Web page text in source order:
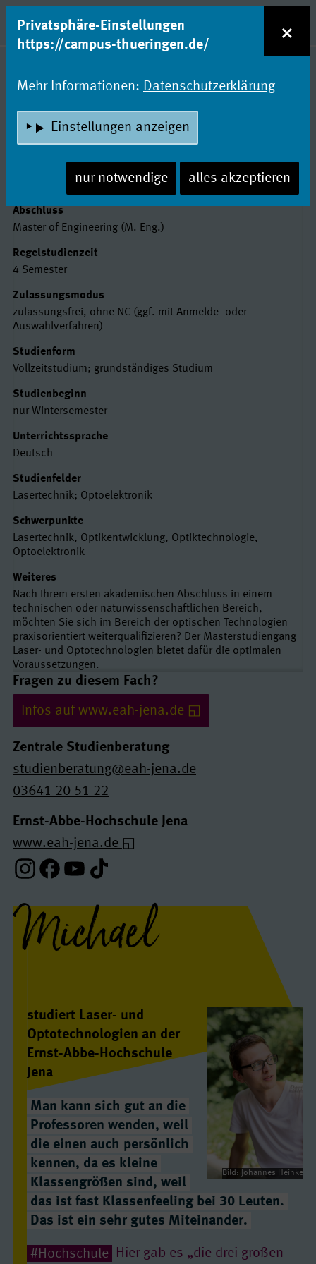
zum Inhalt
Entdecke Dein Studium!
LASER- UND
OPTOTECHNOLOGIEN
Ernst-Abbe-Hochschule Jena
Basisdaten
Abschluss
Master of Engineering (M. Eng.)
Regelstudienzeit
4 Semester
Zulassungsmodus
zulassungsfrei, ohne NC (ggf. mit Anmelde- oder
Auswahlverfahren)
Studienform
Vollzeitstudium; grundständiges Studium
Studienbeginn
nur Wintersemester
Unterrichtssprache
Deutsch
Studienfelder
Lasertechnik; Optoelektronik
Schwerpunkte
Lasertechnik, Optikentwicklung, Optiktechnologie,
Optoelektronik
Weiteres
Nach Ihrem ersten akademischen Abschluss in einem
technischen oder naturwissenschaftlichen Bereich,
möchten Sie sich im Bereich der optischen Technologien
praxisorientiert weiterqualifizieren? Der Masterstudiengang
Laser- und Optotechnologien bietet dafür die optimalen
Voraussetzungen.
Links und Kontakte
Fragen zu diesem Fach?
Infos auf www.eah-jena.de
Zentrale Studienberatung
studienberatung@eah-jena.de
03641 20 51 22
Ernst-Abbe-Hochschule Jena
www.eah-jena.de
Instagram-Profil
Facebook-Profil
Youtube-Profil
Tiktok-Profil
Interview(s)
Michael
Bild: Johannes Heinke
studiert Laser- und
Optotechnologien an der
Ernst-Abbe-Hochschule
Jena
Man kann sich gut an die
Professoren wenden, weil
die einen auch persönlich
kennen, da es kleine
Klassengrößen sind, weil
das ist fast Klassenfeeling bei 30 Leuten.
Das ist ein sehr gutes Miteinander.
#Hochschule Hier gab es „die drei großen
Privatsphäre-Einstellungen
https://campus-thueringen.de/
×
Mehr Informationen: Datenschutzerklärung
Einstellungen anzeigen
nur notwendige alles akzeptieren